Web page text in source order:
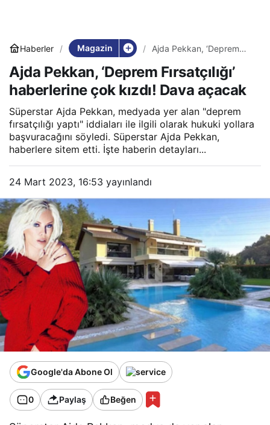
Haberler Magazin
Ajda Pekkan, ‘Deprem
çok kızdı! Dava açacak
Ajda Pekkan, ‘Deprem Fırsatçılığı’
haberlerine çok kızdı! Dava açacak
Süperstar Ajda Pekkan, medyada yer alan "deprem
fırsatçılığı yaptı" iddiaları ile ilgili olarak hukuki yollara
başvuracağını söyledi. Süperstar Ajda Pekkan,
haberlere sitem etti. İşte haberin detayları...
24 Mart 2023, 16:53 yayınlandı
Google'da Abone Ol
0 Paylaş Beğen